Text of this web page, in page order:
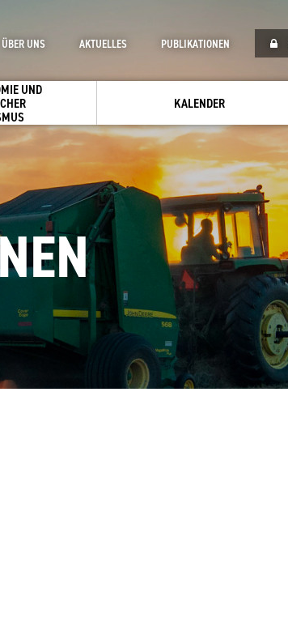
UND
KALENDER
ÜBER UNS AKTUELLES PUBLIKATIONEN